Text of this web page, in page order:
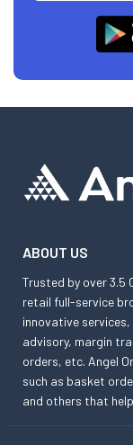
ABOUT US
Trusted by over 3.5
retail full-service
innovative
advisory, margin
orders, etc. Angel
such as basket
and others that